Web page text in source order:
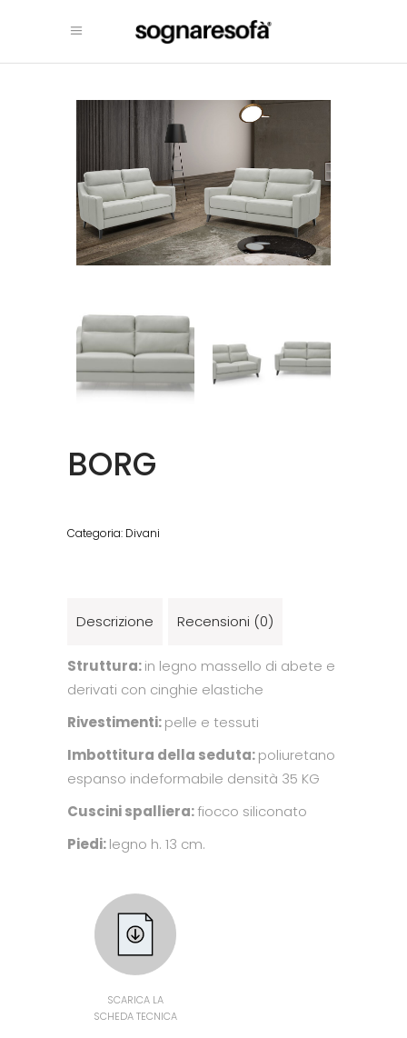
BORG
Categoria: Divani
Descrizione Recensioni (0)
Struttura:in legno massello di abete e
derivati con cinghie elastiche
Rivestimenti:pelle e tessuti
Imbottitura della seduta:poliuretano
espanso indeformabile densità 35 KG
Cuscini spalliera:fiocco siliconato
Piedi:legno h. 13 cm.
SCARICA LA
SCHEDA TECNICA